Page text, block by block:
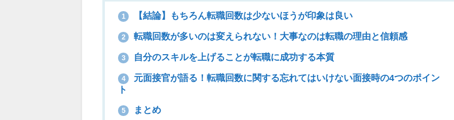
1 【結論】もちろん転職回数は少ないほうが印象は良い
2 転職回数が多いのは変えられない！大事なのは転職の理由と信頼感
3 自分のスキルを上げることが転職に成功する本質
4
元面接官が語る！転職回数に関する忘れてはいけない面接時の4つのポイン
ト
5 まとめ